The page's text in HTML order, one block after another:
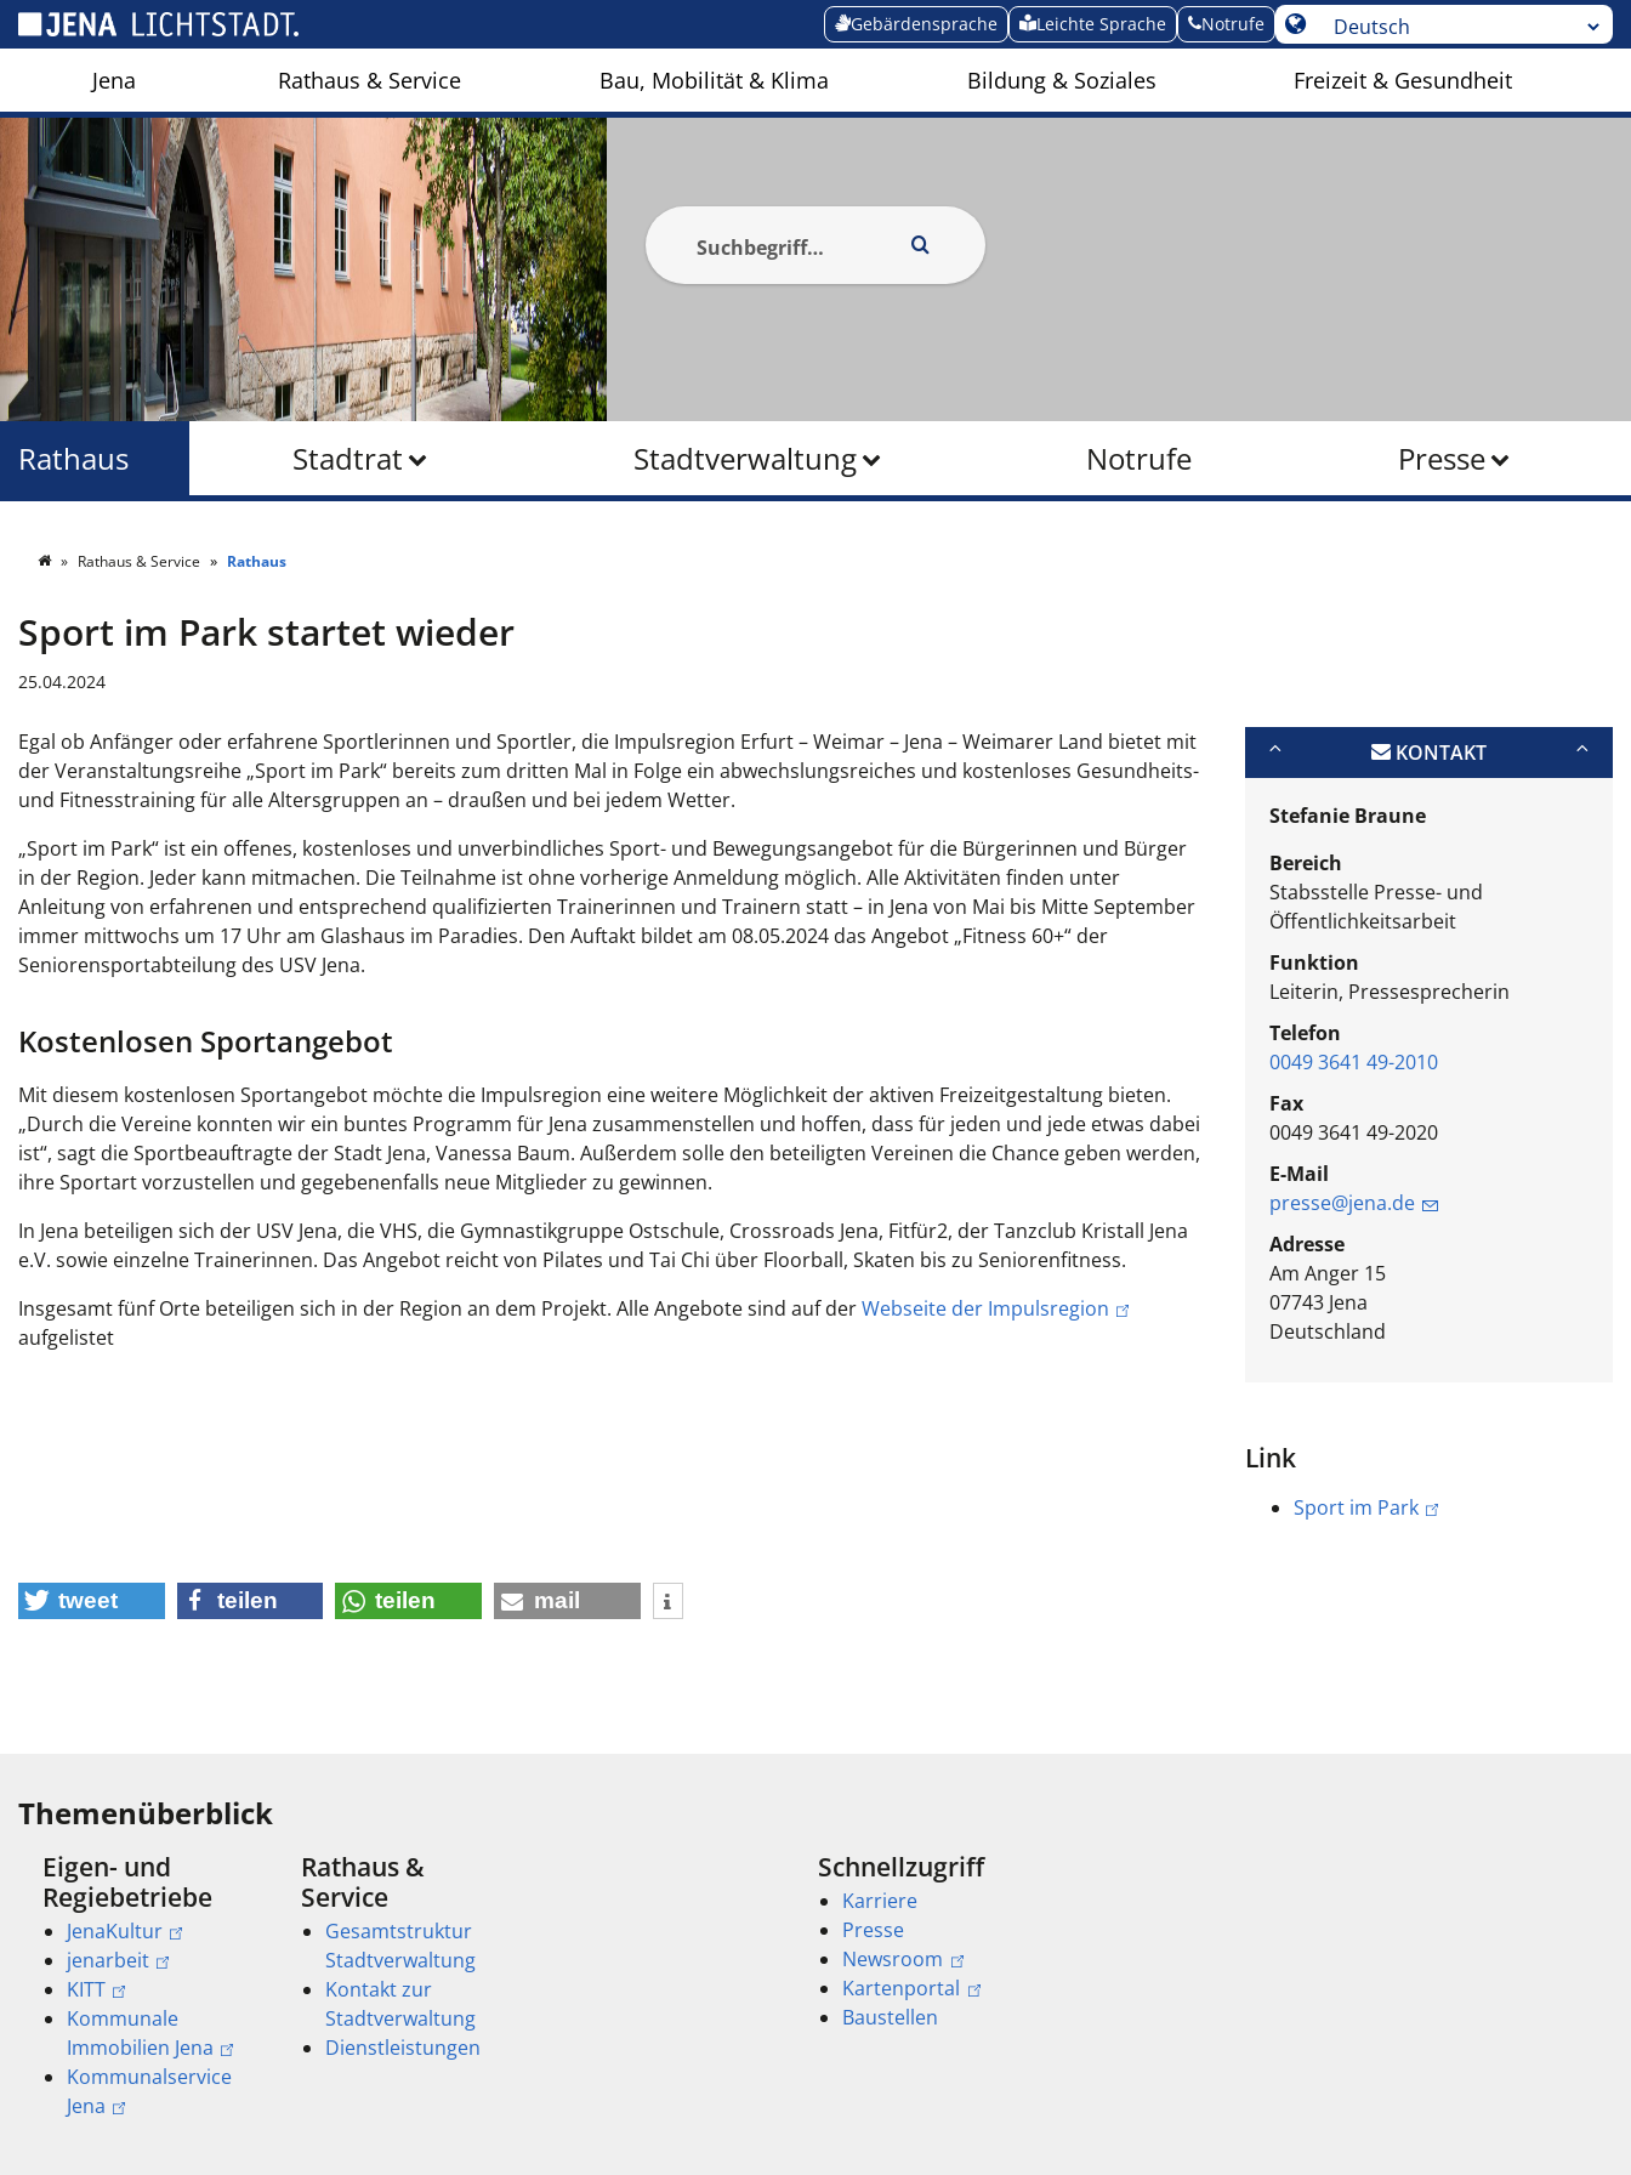
Gebärdensprache Leichte Sprache Notrufe
Jena Rathaus & Service Bau, Mobilität & Klima Bildung & Soziales Freizeit & Gesundheit
Stadtrat Stadtverwaltung Notrufe Presse
Rathaus
Rathaus & Service Rathaus
Sport im Park startet wieder
25.04.2024
Egal ob Anfänger oder erfahrene Sportlerinnen und Sportler, die Impulsregion Erfurt – Weimar – Jena – Weimarer Land bietet mit
der Veranstaltungsreihe „Sport im Park“ bereits zum dritten Mal in Folge ein abwechslungsreiches und kostenloses Gesundheits-
und Fitnesstraining für alle Altersgruppen an – draußen und bei jedem Wetter.
„Sport im Park“ ist ein offenes, kostenloses und unverbindliches Sport- und Bewegungsangebot für die Bürgerinnen und Bürger
in der Region. Jeder kann mitmachen. Die Teilnahme ist ohne vorherige Anmeldung möglich. Alle Aktivitäten finden unter
Anleitung von erfahrenen und entsprechend qualifizierten Trainerinnen und Trainern statt – in Jena von Mai bis Mitte September
immer mittwochs um 17 Uhr am Glashaus im Paradies. Den Auftakt bildet am 08.05.2024 das Angebot „Fitness 60+“ der
Seniorensportabteilung des USV Jena.
Kostenlosen Sportangebot
Mit diesem kostenlosen Sportangebot möchte die Impulsregion eine weitere Möglichkeit der aktiven Freizeitgestaltung bieten.
„Durch die Vereine konnten wir ein buntes Programm für Jena zusammenstellen und hoffen, dass für jeden und jede etwas dabei
ist“, sagt die Sportbeauftragte der Stadt Jena, Vanessa Baum. Außerdem solle den beteiligten Vereinen die Chance geben werden,
ihre Sportart vorzustellen und gegebenenfalls neue Mitglieder zu gewinnen.
In Jena beteiligen sich der USV Jena, die VHS, die Gymnastikgruppe Ostschule, Crossroads Jena, Fitfür2, der Tanzclub Kristall Jena
e.V. sowie einzelne Trainerinnen. Das Angebot reicht von Pilates und Tai Chi über Floorball, Skaten bis zu Seniorenfitness.
Insgesamt fünf Orte beteiligen sich in der Region an dem Projekt. Alle Angebote sind auf derWebseite der Impulsregion
aufgelistet
KONTAKT
Stefanie Braune
Bereich
Stabsstelle Presse- und
Öffentlichkeitsarbeit
Funktion
Leiterin, Pressesprecherin
Telefon
0049 3641 49-2010
Fax
0049 3641 49-2020
E-Mail
presse@jena.de
Adresse
Am Anger 15
07743 Jena
Deutschland
Link
Sport im Park
tweet teilen teilen mail
Themenüberblick
Eigen- und
Regiebetriebe
JenaKultur
jenarbeit
KITT
Kommunale
Immobilien Jena
Kommunalservice
Jena
Rathaus &
Service
Gesamtstruktur
Stadtverwaltung
Kontakt zur
Stadtverwaltung
Dienstleistungen
Schnellzugriff
Karriere
Presse
Newsroom
Kartenportal
Baustellen
Cookie-Einstellungen